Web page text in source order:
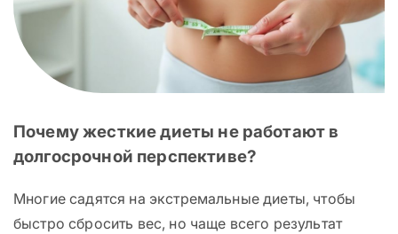
Почему жесткие диеты не работают в
долгосрочной перспективе?
Многие садятся на экстремальные диеты, чтобы
быстро сбросить вес, но чаще всего результат